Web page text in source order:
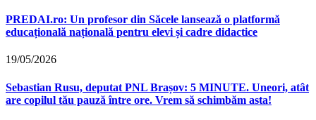
PREDAI.ro: Un profesor din Săcele lansează o platformă
educațională națională pentru elevi și cadre didactice
19/05/2026
Sebastian Rusu, deputat PNL Brașov: 5 MINUTE. Uneori, atât
are copilul tău pauză între ore. Vrem să schimbăm asta!